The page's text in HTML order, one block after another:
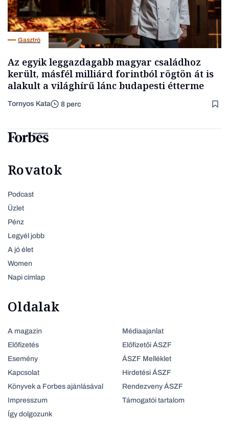
Gasztró
Az egyik leggazdagabb magyar családhoz
került, másfél milliárd forintból rögtön át is
alakult a világhírű lánc budapesti étterme
Tornyos Kata 8 perc
Rovatok
Podcast
Üzlet
Pénz
Legyél jobb
A jó élet
Women
Napi címlap
Oldalak
A magazin
Előfizetés
Esemény
Kapcsolat
Könyvek a Forbes ajánlásával
Impresszum
Így dolgozunk
Médiaajanlat
Előfizetői ÁSZF
ÁSZF Melléklet
Hirdetési ÁSZF
Rendezveny ÁSZF
Támogatói tartalom